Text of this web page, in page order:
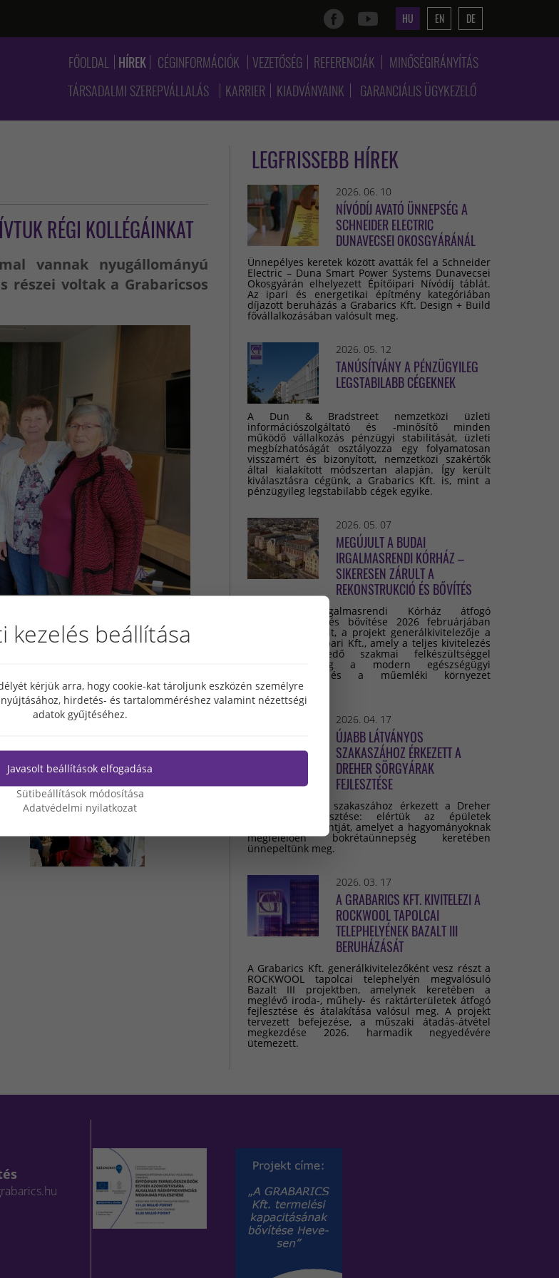
HU EN DE
FŐOLDAL HÍREK CÉGINFORMÁCIÓK VEZETŐSÉG REFERENCIÁK
MINŐSÉGIRÁNYÍTÁS
TÁRSADALMI SZEREPVÁLLALÁS
KARRIER KIADVÁNYAINK GARANCIÁLIS ÜGYKEZELŐ
RÉGI KOLLÉGÁINKAT
vannak nyugállományú
részei voltak a Grabaricsos
találkozhassunk egy kis múltidézésre,
társaságnak „legfiatalabb”
után múlt a héten volt az utolsó munkanapja
szeretnénk elfelejteni az együtt töltött
töltöttünk együtt, amire sokáig fogunk
LEGFRISSEBB HÍREK
2026. 06. 10
NÍVÓDÍJ AVATÓ ÜNNEPSÉG A
SCHNEIDER ELECTRIC
DUNAVECSEI OKOSGYÁRÁNÁL
Ünnepélyes keretek között avatták fel a Schneider
Electric – Duna Smart Power Systems Dunavecsei
Okosgyárán elhelyezett Építőipari Nívódíj táblát.
Az ipari és energetikai építmény kategóriában
díjazott beruházás a Grabarics Kft. Design + Build
fővállalkozásában valósult meg.
2026. 05. 12
TANÚSÍTVÁNY A PÉNZÜGYILEG
LEGSTABILABB CÉGEKNEK
A Dun & Bradstreet nemzetközi üzleti
információszolgáltató és -minősítő minden
működő vállalkozás pénzügyi stabilitását, üzleti
megbízhatóságát osztályozza egy folyamatosan
visszamért és bizonyított, nemzetközi szakértők
által kialakított módszertan alapján. Így került
kiválasztásra cégünk, a Grabarics Kft. is, mint a
pénzügyileg legstabilabb cégek egyike.
2026. 05. 07
MEGÚJULT A BUDAI
IRGALMASRENDI KÓRHÁZ –
SIKERESEN ZÁRULT A
REKONSTRUKCIÓ ÉS BŐVÍTÉS
A Budai Irgalmasrendi Kórház átfogó
rekonstrukciója és bővítése 2026 februárjában
sikeresen lezárult, a projekt generálkivitelezője a
Grabarics Építőipari Kft., amely a teljes kivitelezés
során kiemelkedő szakmai felkészültséggel
valósította meg a modern egészségügyi
infrastruktúra és a műemléki környezet
összehangolását.
2026. 04. 17
ÚJABB LÁTVÁNYOS
SZAKASZÁHOZ ÉRKEZETT A
DREHER SÖRGYÁRAK
FEJLESZTÉSE
Újabb látványos szakaszához érkezett a Dreher
Sörgyárak fejlesztése: elértük az épületek
legmagasabb pontját, amelyet a hagyományoknak
megfelelően bokrétaünnepség keretében
ünnepeltünk meg.
2026. 03. 17
A GRABARICS KFT. KIVITELEZI A
ROCKWOOL TAPOLCAI
TELEPHELYÉNEK BAZALT III
BERUHÁZÁSÁT
A Grabarics Kft. generálkivitelezőként vesz részt a
ROCKWOOL tapolcai telephelyén megvalósuló
Bazalt III projektben, amelynek keretében a
meglévő iroda-, műhely- és raktárterületek átfogó
fejlesztése és átalakítása valósul meg. A projekt
tervezett befejezése, a műszaki átadás-átvétel
megkezdése 2026. harmadik negyedévére
ütemezett.
kezelés beállítása
kérjük arra, hogy cookie-kat tároljunk eszközén személyre
hirdetés- és tartalomméréshez valamint nézettségi
adatok gyűjtéséhez.
Javasolt beállítások elfogadása
Sütibeállítások módosítása
Adatvédelmi nyilatkozat